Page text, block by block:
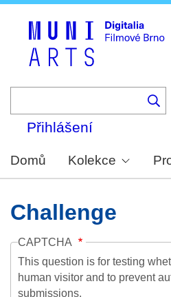
Přihlášení
Domů Kolekce
Challenge
CAPTCHA
This question is for testing
human visitor and to prevent
submissions.